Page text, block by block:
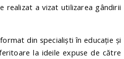
realizat a vizat utilizarea gândirii
din specialiști în educație și
la ideile expuse de către